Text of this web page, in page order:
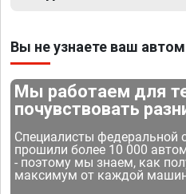
Вы не узнаете ваш
Мы работаем для
почувствовать
Специалисты федеральной
прошили более 10 000
- поэтому мы знаем, как
максимум от каждой